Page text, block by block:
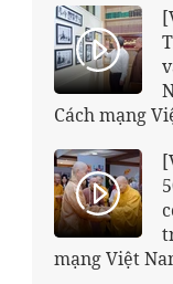
Cách mạng
mạng Việt